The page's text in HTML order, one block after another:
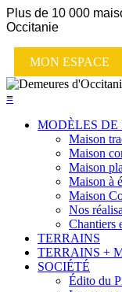
Plus de 10 000
Occitanie
MON ESPACE
≡
MODÈLES DE
Maison
Maison
Maison
Maison à
Maison
Nos
Chantiers
TERRAINS
TERRAINS +
SOCIÉTÉ
Édito du